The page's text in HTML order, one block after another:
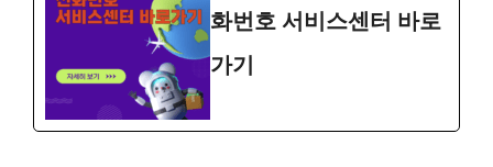
화번호 서비스센터 바로
가기